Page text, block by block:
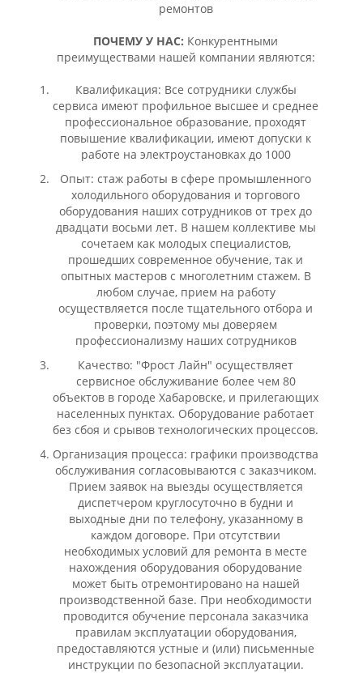
ремонтов
ПОЧЕМУ У НАС: Конкурентными
преимуществами нашей компании являются:
Квалификация: Все сотрудники службы
сервиса имеют профильное высшее и среднее
профессиональное образование, проходят
повышение квалификации, имеют допуски к
работе на электроустановках до 1000
Опыт: стаж работы в сфере промышленного
холодильного оборудования и торгового
оборудования наших сотрудников от трех до
двадцати восьми лет. В нашем коллективе мы
сочетаем как молодых специалистов,
прошедших современное обучение, так и
опытных мастеров с многолетним стажем. В
любом случае, прием на работу
осуществляется после тщательного отбора и
проверки, поэтому мы доверяем
профессионализму наших сотрудников
Качество: "Фрост Лайн" осуществляет
сервисное обслуживание более чем 80
объектов в городе Хабаровске, и прилегающих
населенных пунктах. Оборудование работает
без сбоя и срывов технологических процессов.
Организация процесса: графики производства
обслуживания согласовываются с заказчиком.
Прием заявок на выезды осуществляется
диспетчером круглосуточно в будни и
выходные дни по телефону, указанному в
каждом договоре. При отсутствии
необходимых условий для ремонта в месте
нахождения оборудования оборудование
может быть отремонтировано на нашей
производственной базе. При необходимости
проводится обучение персонала заказчика
правилам эксплуатации оборудования,
предоставляются устные и (или) письменные
инструкции по безопасной эксплуатации.